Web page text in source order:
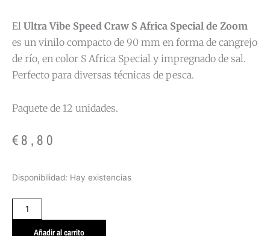
El Ultra Vibe Speed Craw S Africa Special de Zoom
es un vinilo compacto de 90 mm en forma de cangrejo
de río, en color S Africa Special y impregnado de sal.
Perfecto para diversas técnicas de pesca.
Paquete de 12 unidades.
€8,80
Disponibilidad: Hay existencias
ULTRAVIBE
AFRICAAñadir al carrito